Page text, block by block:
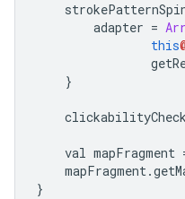
adapter =
this
}
val mapFragment
mapFragment.
}